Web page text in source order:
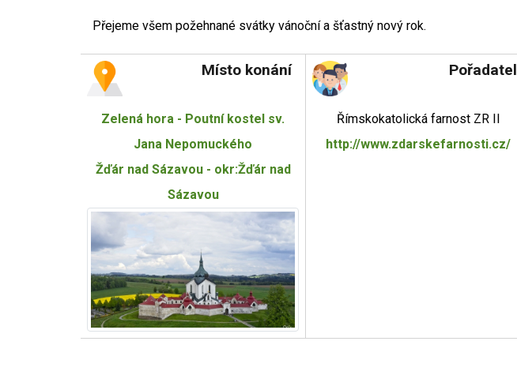
Přejeme všem požehnané svátky vánoční a šťastný nový rok.
Místo konání
Zelená hora - Poutní kostel sv.
Jana Nepomuckého
Žďár nad Sázavou - okr:Žďár nad
Sázavou
Pořadatel
Římskokatolická farnost ZR II
http://www.zdarskefarnosti.cz/